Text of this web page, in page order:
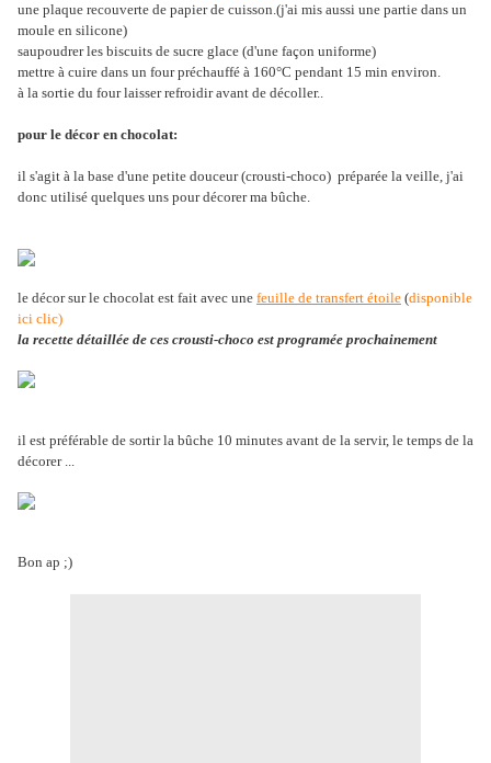
une plaque recouverte de papier de cuisson.(j'ai mis aussi une partie dans un
moule en silicone)
saupoudrer les biscuits de sucre glace (d'une façon uniforme)
mettre à cuire dans un four préchauffé à 160°C pendant 15 min environ.
à la sortie du four laisser refroidir avant de décoller..
pour le décor en chocolat:
il s'agit à la base d'une petite douceur (crousti-choco) préparée la veille, j'ai
donc utilisé quelques uns pour décorer ma bûche.
le décor sur le chocolat est fait avec une feuille de transfert étoile (disponible
ici clic)
la recette détaillée de ces crousti-choco est programée prochainement
il est préférable de sortir la bûche 10 minutes avant de la servir, le temps de la
décorer ...
Bon ap ;)